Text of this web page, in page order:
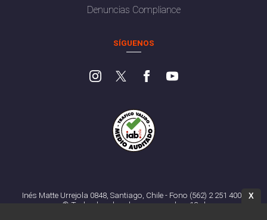
Denuncias Compliance
SÍGUENOS
Inés Matte Urrejola 0848, Santiago, Chile - Fono (562) 2 251 4000
© Todos los derechos reservados. 13.cl
X